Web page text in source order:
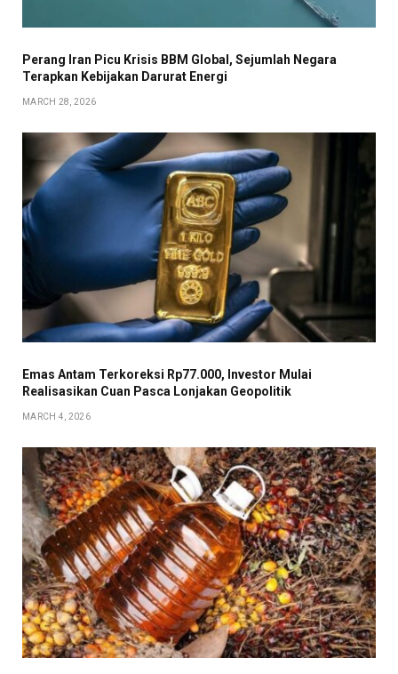
Perang Iran Picu Krisis BBM Global, Sejumlah Negara
Terapkan Kebijakan Darurat Energi
MARCH 28, 2026
Emas Antam Terkoreksi Rp77.000, Investor Mulai
Realisasikan Cuan Pasca Lonjakan Geopolitik
MARCH 4, 2026